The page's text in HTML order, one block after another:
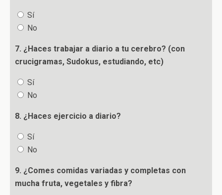
Sí
No
7. ¿Haces trabajar a diario a tu cerebro? (con
crucigramas, Sudokus, estudiando, etc)
Sí
No
8. ¿Haces ejercicio a diario?
Sí
No
9. ¿Comes comidas variadas y completas con
mucha fruta, vegetales y fibra?